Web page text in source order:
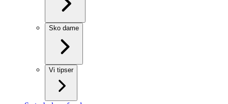
Sko dame
Vi tipser